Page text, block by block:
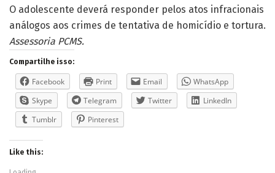
O adolescente deverá responder pelos atos infracionais
análogos aos crimes de tentativa de homicídio e tortura.
Assessoria PCMS.
Compartilhe isso:
Facebook Print Email
WhatsApp
Skype
Telegram Twitter
LinkedIn
Tumblr
Pinterest
Like this: